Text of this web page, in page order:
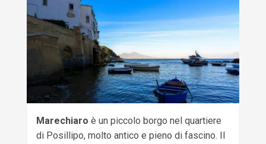
Marechiaro è un piccolo borgo nel quartiere
di Posillipo, molto antico e pieno di fascino. Il